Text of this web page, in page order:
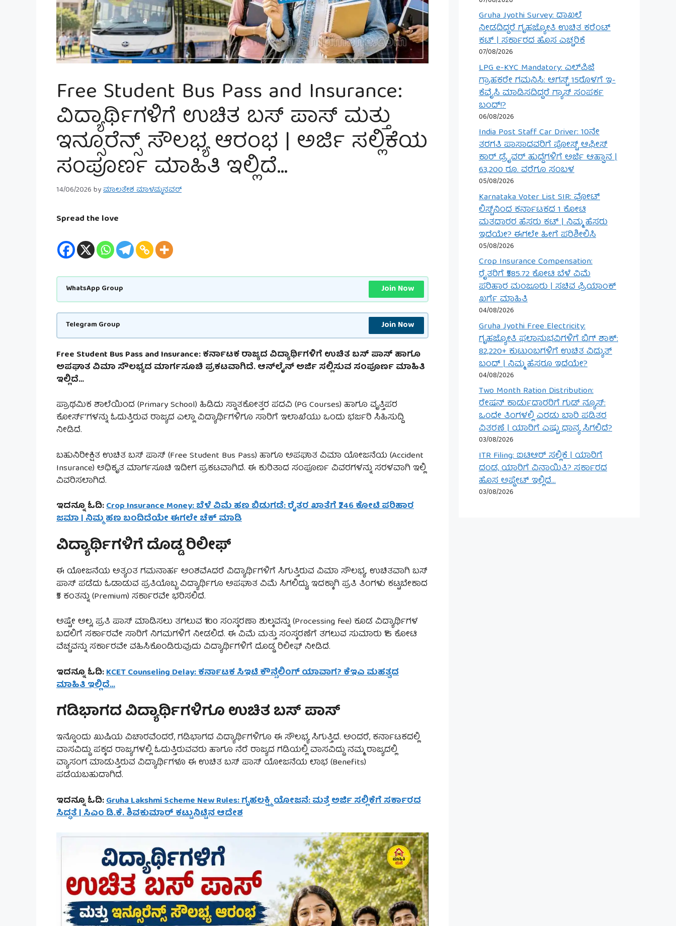
Free Student Bus Pass and Insurance:
ವಿದ್ಯಾರ್ಥಿಗಳಿಗೆ ಉಚಿತ ಬಸ್ ಪಾಸ್ ಮತ್ತು
ಇನ್ಸೂರೆನ್ಸ್ ಸೌಲಭ್ಯ ಆರಂಭ | ಅರ್ಜಿ ಸಲ್ಲಿಕೆಯ
ಸಂಪೂರ್ಣ ಮಾಹಿತಿ ಇಲ್ಲಿದೆ…
14/06/2026byಮಾಲತೇಶ ಮಾಳಮ್ಮನವರ್
Spread the love
WhatsApp Group Join Now
Telegram Group Join Now
Free Student Bus Pass and Insurance: ಕರ್ನಾಟಕ ರಾಜ್ಯದ ವಿದ್ಯಾರ್ಥಿಗಳಿಗೆ ಉಚಿತ ಬಸ್ ಪಾಸ್ ಹಾಗೂ
ಅಪಘಾತ ವಿಮಾ ಸೌಲಭ್ಯದ ಮಾರ್ಗಸೂಚಿ ಪ್ರಕಟವಾಗಿದೆ. ಆನ್‌ಲೈನ್ ಅರ್ಜಿ ಸಲ್ಲಿಸುವ ಸಂಪೂರ್ಣ ಮಾಹಿತಿ
ಇಲ್ಲಿದೆ…
ಪ್ರಾಥಮಿಕ ಶಾಲೆಯಿಂದ (Primary School) ಹಿಡಿದು ಸ್ನಾತಕೋತ್ತರ ಪದವಿ (PG Courses) ಹಾಗೂ ವೃತ್ತಿಪರ
ಕೋರ್ಸ್’ಗಳನ್ನು ಓದುತ್ತಿರುವ ರಾಜ್ಯದ ಎಲ್ಲಾ ವಿದ್ಯಾರ್ಥಿಗಳಿಗೂ ಸಾರಿಗೆ ಇಲಾಖೆಯು ಒಂದು ಭರ್ಜರಿ ಸಿಹಿಸುದ್ದಿ
ನೀಡಿದೆ.
ಬಹುನಿರೀಕ್ಷಿತ ಉಚಿತ ಬಸ್ ಪಾಸ್ (Free Student Bus Pass) ಹಾಗೂ ಅಪಘಾತ ವಿಮಾ ಯೋಜನೆಯ (Accident
Insurance) ಅಧಿಕೃತ ಮಾರ್ಗಸೂಚಿ ಇದೀಗ ಪ್ರಕಟವಾಗಿದೆ. ಈ ಕುರಿತಾದ ಸಂಪೂರ್ಣ ವಿವರಗಳನ್ನು ಸರಳವಾಗಿ ಇಲ್ಲಿ
ವಿವರಿಸಲಾಗಿದೆ.
ಇದನ್ನೂ ಓದಿ:Crop Insurance Money: ಬೆಳೆ ವಿಮೆ ಹಣ ಬಿಡುಗಡೆ: ರೈತರ ಖಾತೆಗೆ ₹246 ಕೋಟಿ ಪರಿಹಾರ
ಜಮಾ | ನಿಮ್ಮ ಹಣ ಬಂದಿದೆಯೇ ಈಗಲೇ ಚೆಕ್ ಮಾಡಿ
ವಿದ್ಯಾರ್ಥಿಗಳಿಗೆ ದೊಡ್ಡ ರಿಲೀಫ್
ಈ ಯೋಜನೆಯ ಅತ್ಯಂತ ಗಮನಾರ್ಹ ಅಂಶವೆAದರೆ ವಿದ್ಯಾರ್ಥಿಗಳಿಗೆ ಸಿಗುತ್ತಿರುವ ವಿಮಾ ಸೌಲಭ್ಯ. ಉಚಿತವಾಗಿ ಬಸ್
ಪಾಸ್ ಪಡೆದು ಓಡಾಡುವ ಪ್ರತಿಯೊಬ್ಬ ವಿದ್ಯಾರ್ಥಿಗೂ ಅಪಘಾತ ವಿಮೆ ಸಿಗಲಿದ್ದು, ಇದಕ್ಕಾಗಿ ಪ್ರತಿ ತಿಂಗಳು ಕಟ್ಟಬೇಕಾದ
₹5 ಕಂತನ್ನು (Premium) ಸರ್ಕಾರವೇ ಭರಿಸಲಿದೆ.
ಅಷ್ಟೇ ಅಲ್ಲ, ಪ್ರತಿ ಪಾಸ್ ಮಾಡಿಸಲು ತಗಲುವ ₹100 ಸಂಸ್ಕರಣಾ ಶುಲ್ಕವನ್ನು (Processing fee) ಕೂಡ ವಿದ್ಯಾರ್ಥಿಗಳ
ಬದಲಿಗೆ ಸರ್ಕಾರವೇ ಸಾರಿಗೆ ನಿಗಮಗಳಿಗೆ ನೀಡಲಿದೆ. ಈ ವಿಮೆ ಮತ್ತು ಸಂಸ್ಕರಣೆಗೆ ತಗಲುವ ಸುಮಾರು ₹15 ಕೋಟಿ
ವೆಚ್ಚವನ್ನು ಸರ್ಕಾರವೇ ವಹಿಸಿಕೊಂಡಿರುವುದು ವಿದ್ಯಾರ್ಥಿಗಳಿಗೆ ದೊಡ್ಡ ರಿಲೀಫ್ ನೀಡಿದೆ.
ಇದನ್ನೂ ಓದಿ:KCET Counseling Delay: ಕರ್ನಾಟಕ ಸಿಇಟಿ ಕೌನ್ಸೆಲಿಂಗ್ ಯಾವಾಗ? ಕೆಇಎ ಮಹತ್ವದ
ಮಾಹಿತಿ ಇಲ್ಲಿದೆ…
ಗಡಿಭಾಗದ ವಿದ್ಯಾರ್ಥಿಗಳಿಗೂ ಉಚಿತ ಬಸ್ ಪಾಸ್
ಇನ್ನೊಂದು ಖುಷಿಯ ವಿಚಾರವೆಂದರೆ, ಗಡಿಭಾಗದ ವಿದ್ಯಾರ್ಥಿಗಳಿಗೂ ಈ ಸೌಲಭ್ಯ ಸಿಗುತ್ತಿದೆ. ಅಂದರೆ, ಕರ್ನಾಟಕದಲ್ಲಿ
ವಾಸವಿದ್ದು ಪಕ್ಕದ ರಾಜ್ಯಗಳಲ್ಲಿ ಓದುತ್ತಿರುವವರು ಹಾಗೂ ನೆರೆ ರಾಜ್ಯದ ಗಡಿಯಲ್ಲಿ ವಾಸವಿದ್ದು ನಮ್ಮ ರಾಜ್ಯದಲ್ಲಿ
ವ್ಯಾಸಂಗ ಮಾಡುತ್ತಿರುವ ವಿದ್ಯಾರ್ಥಿಗಳೂ ಈ ಉಚಿತ ಬಸ್ ಪಾಸ್ ಯೋಜನೆಯ ಲಾಭ (Benefits)
ಪಡೆಯಬಹುದಾಗಿದೆ.
ಇದನ್ನೂ ಓದಿ:Gruha Lakshmi Scheme New Rules: ಗೃಹಲಕ್ಷ್ಮಿ ಯೋಜನೆ: ಮತ್ತೆ ಅರ್ಜಿ ಸಲ್ಲಿಕೆಗೆ ಸರ್ಕಾರದ
ಸಿದ್ಧತೆ | ಸಿಎಂ ಡಿ.ಕೆ. ಶಿವಕುಮಾರ್ ಕಟ್ಟುನಿಟ್ಟಿನ ಆದೇಶ
Gruha Jyothi Survey: ದಾಖಲೆ
ನೀಡದಿದ್ದರೆ ಗೃಹಜ್ಯೋತಿ ಉಚಿತ ಕರೆಂಟ್
ಕಟ್ | ಸರ್ಕಾರದ ಹೊಸ ಎಚ್ಚರಿಕೆ
07/08/2026
LPG e-KYC Mandatory: ಎಲ್‌ಪಿಜಿ
ಗ್ರಾಹಕರೇ ಗಮನಿಸಿ: ಆಗಸ್ಟ್ 15ರೊಳಗೆ ಇ-
ಕೆವೈಸಿ ಮಾಡಿಸದಿದ್ದರೆ ಗ್ಯಾಸ್ ಸಂಪರ್ಕ
ಬಂದ್!?
06/08/2026
India Post Staff Car Driver: 10ನೇ
ತರಗತಿ ಪಾಸಾದವರಿಗೆ ಪೋಸ್ಟ್ ಆಫೀಸ್
ಕಾರ್ ಡ್ರೈವರ್ ಹುದ್ದೆಗಳಿಗೆ ಅರ್ಜಿ ಆಹ್ವಾನ |
63,200 ರೂ. ವರೆಗೂ ಸಂಬಳ
05/08/2026
Karnataka Voter List SIR: ವೋಟ್
ಲಿಸ್ಟ್‌ನಿಂದ ಕರ್ನಾಟಕದ 1 ಕೋಟಿ
ಮತದಾರರ ಹೆಸರು ಕಟ್ | ನಿಮ್ಮ ಹೆಸರು
ಇದೆಯೇ? ಈಗಲೇ ಹೀಗೆ ಪರಿಶೀಲಿಸಿ
05/08/2026
Crop Insurance Compensation:
ರೈತರಿಗೆ ₹585.72 ಕೋಟಿ ಬೆಳೆ ವಿಮೆ
ಪರಿಹಾರ ಮಂಜೂರು | ಸಚಿವ ಪ್ರಿಯಾಂಕ್
ಖರ್ಗೆ ಮಾಹಿತಿ
04/08/2026
Gruha Jyothi Free Electricity:
ಗೃಹಜ್ಯೋತಿ ಫಲಾನುಭವಿಗಳಿಗೆ ಬಿಗ್ ಶಾಕ್:
82,220+ ಕುಟುಂಬಗಳಿಗೆ ಉಚಿತ ವಿದ್ಯುತ್
ಬಂದ್ | ನಿಮ್ಮ ಹೆಸರೂ ಇದೆಯೇ?
04/08/2026
Two Month Ration Distribution:
ರೇಷನ್ ಕಾರ್ಡುದಾರರಿಗೆ ಗುಡ್ ನ್ಯೂಸ್:
ಒಂದೇ ತಿಂಗಳಲ್ಲಿ ಎರಡು ಬಾರಿ ಪಡಿತರ
ವಿತರಣೆ | ಯಾರಿಗೆ ಎಷ್ಟು ಧಾನ್ಯ ಸಿಗಲಿದೆ?
03/08/2026
ITR Filing: ಐಟಿಆರ್ ಸಲ್ಲಿಕೆ | ಯಾರಿಗೆ
ದಂಡ, ಯಾರಿಗೆ ವಿನಾಯಿತಿ? ಸರ್ಕಾರದ
ಹೊಸ ಅಪ್ಡೇಟ್ ಇಲ್ಲಿದೆ…
03/08/2026